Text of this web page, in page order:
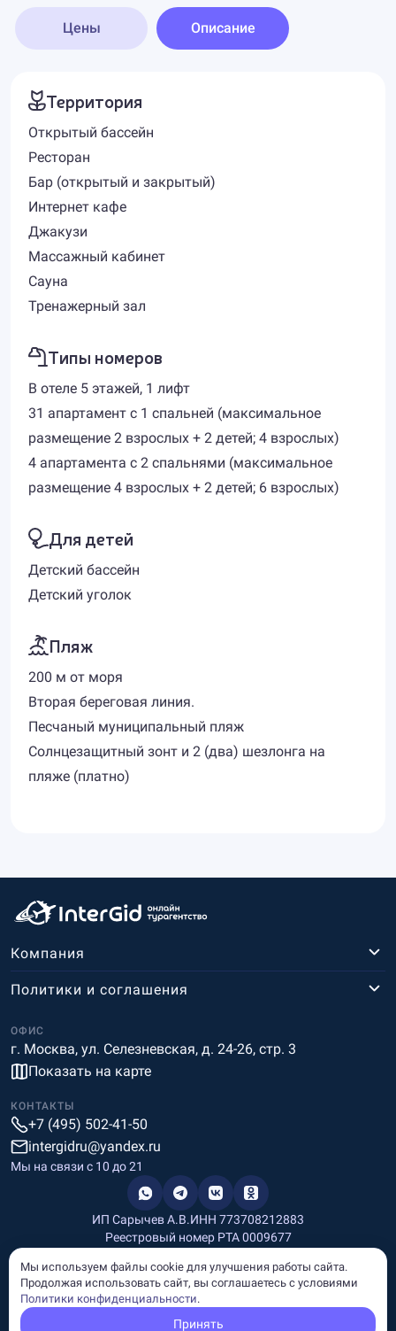
Цены Описание
Территория
Открытый бассейн
Ресторан
Бар (открытый и закрытый)
Интернет кафе
Джакузи
Массажный кабинет
Сауна
Тренажерный зал
Типы номеров
В отеле 5 этажей, 1 лифт
31 апартамент с 1 спальней (максимальное
размещение 2 взрослых + 2 детей; 4 взрослых)
4 апартамента с 2 спальнями (максимальное
размещение 4 взрослых + 2 детей; 6 взрослых)
Для детей
Детский бассейн
Детский уголок
Пляж
200 м от моря
Вторая береговая линия.
Песчаный муниципальный пляж
Солнцезащитный зонт и 2 (два) шезлонга на
пляже (платно)
Компания
ОФИС
г. Москва, ул. Селезневская, д. 24-26, стр. 3
Показать на карте
Политики и соглашения
КОНТАКТЫ
+7 (495) 502-41-50
intergidru@yandex.ru
Мы на связи c 10 до 21
ИП Сарычев А.В.ИНН 773708212883
Реестровый номер РТА 0009677
Информация, размещённая на сайте, носит информационный
характер и не является рекламой и публичной офертой.
Мы используем файлы cookie для улучшения работы сайта.
Продолжая использовать сайт, вы соглашаетесь с условиями
Политики конфиденциальности.
Принять